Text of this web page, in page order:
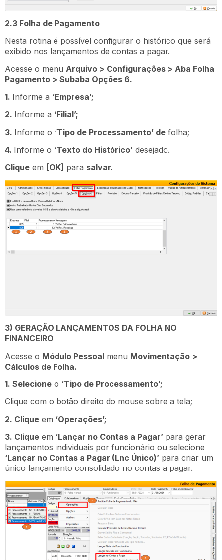
2.3 Folha de Pagamento
Nesta rotina é possível configurar o histórico que será
exibido nos lançamentos de contas a pagar.
Acesse o menu Arquivo > Configurações > Aba Folha
Pagamento > Subaba Opções 6.
1. Informe a ‘Empresa’;
2. Informe a ‘Filial’;
3. Informe o ‘Tipo de Processamento’ de folha;
4. Informe o ‘Texto do Histórico’ desejado.
Clique em [OK] para salvar.
3) GERAÇÃO LANÇAMENTOS DA FOLHA NO
FINANCEIRO
Acesse o Módulo Pessoal menu Movimentação >
Cálculos de Folha.
1. Selecione o ‘Tipo de Processamento’;
Clique com o botão direito do mouse sobre a tela;
2. Clique em ‘Operações’;
3. Clique em ‘Lançar no Contas a Pagar’ para gerar
lançamentos individuais por funcionário ou selecione
‘Lançar no Contas a Pagar (Lnc Único)’ para criar um
único lançamento consolidado no contas a pagar.